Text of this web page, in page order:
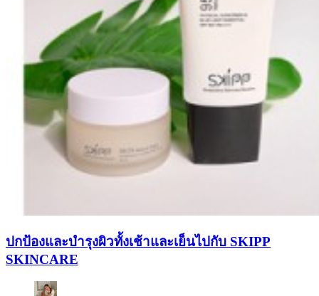
ปกป้องและบำรุงผิวทั้งเช้าและเย็นไปกับ SKIPP
SKINCARE